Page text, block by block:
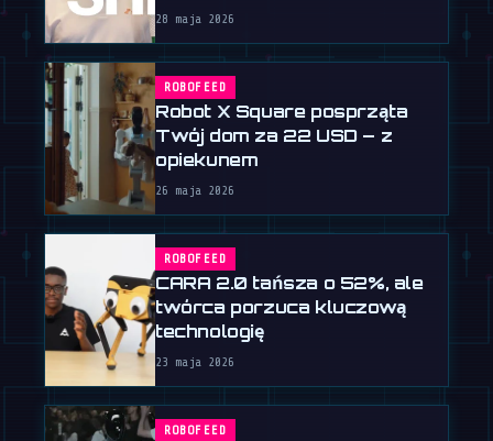
28 maja 2026
ROBOFEED
Robot X Square posprząta
Twój dom za 22 USD – z
opiekunem
26 maja 2026
ROBOFEED
CARA 2.0 tańsza o 52%, ale
twórca porzuca kluczową
technologię
23 maja 2026
ROBOFEED